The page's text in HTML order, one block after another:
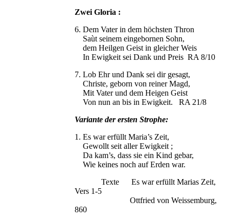
Zwei Gloria :
6. Dem Vater in dem höchsten Thron
Saùt seinem eingebornen Sohn,
dem Heilgen Geist in gleicher Weis
In Ewigkeit sei Dank und Preis RA 8/10
7. Lob Ehr und Dank sei dir gesagt,
Christe, geborn von reiner Magd,
Mit Vater und dem Heigen Geist
Von nun an bis in Ewigkeit. RA 21/8
Variante der ersten Strophe:
1. Es war erfüllt Maria’s Zeit,
Gewollt seit aller Ewigkeit ;
Da kam’s, dass sie ein Kind gebar,
Wie keines noch auf Erden war.
Texte Es war erfüllt Marias Zeit,
Vers 1-5
Ottfried von Weissemburg,
860